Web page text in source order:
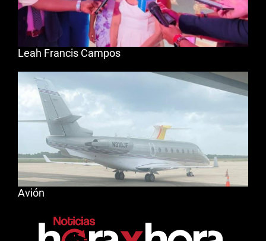
Leah Francis Campos
Avión